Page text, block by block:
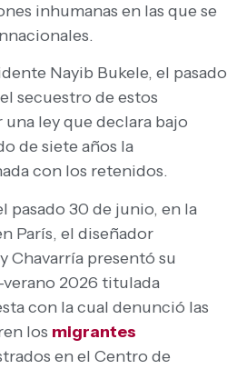
inhumanas en las que se
Nayib Bukele, el pasado
secuestro de estos
ley que declara bajo
de siete años la
con los retenidos.
pasado 30 de junio, en la
París, el diseñador
Chavarría presentó su
2026 titulada
con la cual denunció las
los migrantes
en el Centro de